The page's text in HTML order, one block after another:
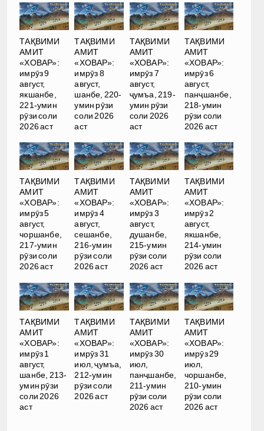
ТАҚВИМИ
АМИТ
«ХОВАР»:
имрӯз 9
август,
якшанбе,
221-умин
рӯзи соли
2026 аст
ТАҚВИМИ
АМИТ
«ХОВАР»:
имрӯз 8
август,
шанбе, 220-
умин рӯзи
соли 2026
аст
ТАҚВИМИ
АМИТ
«ХОВАР»:
имрӯз 7
август,
ҷумъа, 219-
умин рӯзи
соли 2026
аст
ТАҚВИМИ
АМИТ
«ХОВАР»:
имрӯз 6
август,
панҷшанбе,
218-умин
рӯзи соли
2026 аст
ТАҚВИМИ
АМИТ
«ХОВАР»:
имрӯз 5
август,
чоршанбе,
217-умин
рӯзи соли
2026 аст
ТАҚВИМИ
АМИТ
«ХОВАР»:
имрӯз 4
август,
сешанбе,
216-умин
рӯзи соли
2026 аст
ТАҚВИМИ
АМИТ
«ХОВАР»:
имрӯз 3
август,
душанбе,
215-умин
рӯзи соли
2026 аст
ТАҚВИМИ
АМИТ
«ХОВАР»:
имрӯз 2
август,
якшанбе,
214-умин
рӯзи соли
2026 аст
ТАҚВИМИ
АМИТ
«ХОВАР»:
имрӯз 1
август,
шанбе, 213-
умин рӯзи
соли 2026
аст
ТАҚВИМИ
АМИТ
«ХОВАР»:
имрӯз 31
июл, ҷумъа,
212-умин
рӯзи соли
2026 аст
ТАҚВИМИ
АМИТ
«ХОВАР»:
имрӯз 30
июл,
панҷшанбе,
211-умин
рӯзи соли
2026 аст
ТАҚВИМИ
АМИТ
«ХОВАР»:
имрӯз 29
июл,
чоршанбе,
210-умин
рӯзи соли
2026 аст